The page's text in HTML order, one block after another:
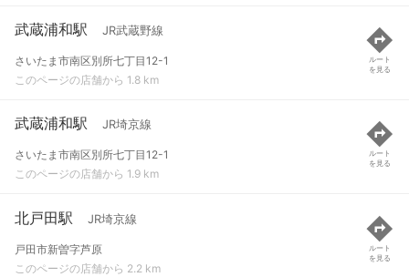
武蔵浦和駅 JR武蔵野線
さいたま市南区別所七丁目12-1
このページの店舗から 1.8 km
ルート
を見る
武蔵浦和駅 JR埼京線
さいたま市南区別所七丁目12-1
このページの店舗から 1.9 km
ルート
を見る
北戸田駅 JR埼京線
戸田市新曽字芦原
このページの店舗から 2.2 km
ルート
を見る